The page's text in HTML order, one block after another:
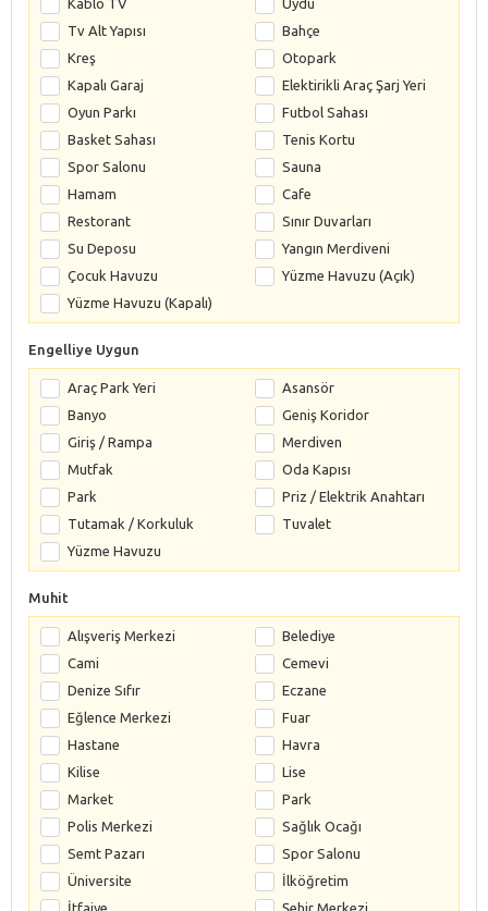
Tv Alt Yapısı
Bahçe
Kreş
Otopark
Kapalı Garaj
Elektirikli Araç Şarj Yeri
Oyun Parkı
Futbol Sahası
Basket Sahası
Tenis Kortu
Spor Salonu
Sauna
Hamam
Cafe
Restorant
Sınır Duvarları
Su Deposu
Yangın Merdiveni
Çocuk Havuzu
Yüzme Havuzu (Açık)
Yüzme Havuzu (Kapalı)
Engelliye Uygun
Araç Park Yeri
Asansör
Banyo
Geniş Koridor
Giriş / Rampa
Merdiven
Mutfak
Oda Kapısı
Park
Priz / Elektrik Anahtarı
Tutamak / Korkuluk
Tuvalet
Yüzme Havuzu
Muhit
Alışveriş Merkezi
Belediye
Cami
Cemevi
Denize Sıfır
Eczane
Eğlence Merkezi
Fuar
Hastane
Havra
Kilise
Lise
Market
Park
Polis Merkezi
Sağlık Ocağı
Semt Pazarı
Spor Salonu
Üniversite
İlköğretim
İtfaiye
Şehir Merkezi